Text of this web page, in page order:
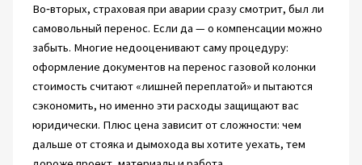
Во‑вторых, страховая при аварии сразу смотрит, был ли
самовольный перенос. Если да — о компенсации можно
забыть. Многие недооценивают саму процедуру:
оформление документов на перенос газовой колонки
стоимость считают «лишней переплатой» и пытаются
сэкономить, но именно эти расходы защищают вас
юридически. Плюс цена зависит от сложности: чем
дальше от стояка и дымохода вы хотите уехать, тем